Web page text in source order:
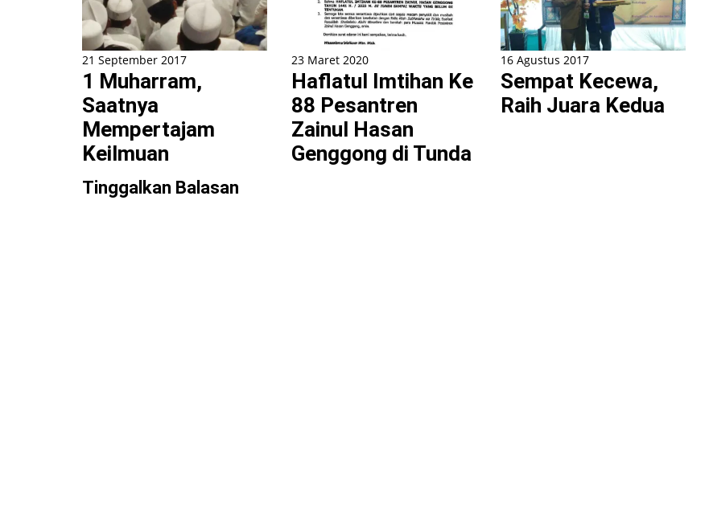
21 September 2017
1 Muharram,
Saatnya
Mempertajam
Keilmuan
23 Maret 2020
Haflatul Imtihan Ke
88 Pesantren
Zainul Hasan
Genggong di Tunda
16 Agustus 2017
Sempat Kecewa,
Raih Juara Kedua
Tinggalkan Balasan